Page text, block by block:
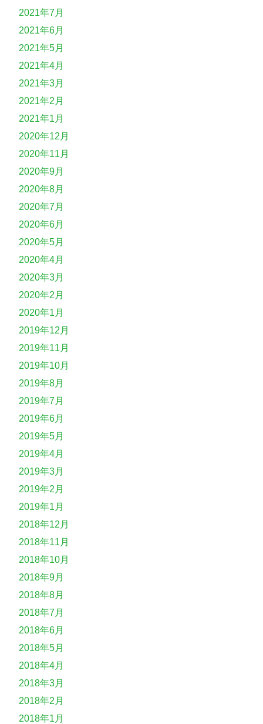
2021年7月
2021年6月
2021年5月
2021年4月
2021年3月
2021年2月
2021年1月
2020年12月
2020年11月
2020年9月
2020年8月
2020年7月
2020年6月
2020年5月
2020年4月
2020年3月
2020年2月
2020年1月
2019年12月
2019年11月
2019年10月
2019年8月
2019年7月
2019年6月
2019年5月
2019年4月
2019年3月
2019年2月
2019年1月
2018年12月
2018年11月
2018年10月
2018年9月
2018年8月
2018年7月
2018年6月
2018年5月
2018年4月
2018年3月
2018年2月
2018年1月